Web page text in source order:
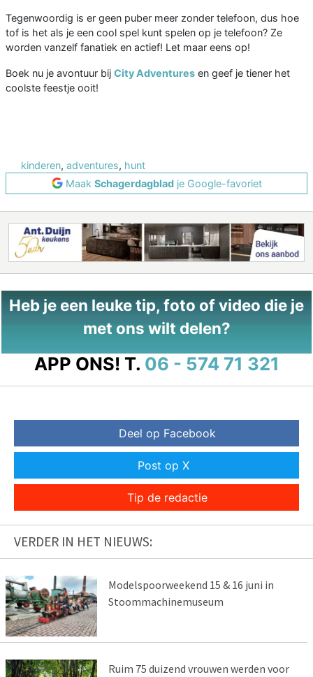
Tegenwoordig is er geen puber meer zonder telefoon, dus hoe
tof is het als je een cool spel kunt spelen op je telefoon? Ze
worden vanzelf fanatiek en actief! Let maar eens op!
Boek nu je avontuur bij City Adventures en geef je tiener het
coolste feestje ooit!
kinderen, adventures, hunt
Maak Schagerdagbladje Google-favoriet
Heb je een leuke tip, foto of video die je
met ons wilt delen?
APP ONS! T. 06 - 574 71 321
Deel op Facebook
Post op X
Tip de redactie
VERDER IN HET NIEUWS:
Modelspoorweekend 15 & 16 juni in
Stoommachinemuseum
Ruim 75 duizend vrouwen werden voor